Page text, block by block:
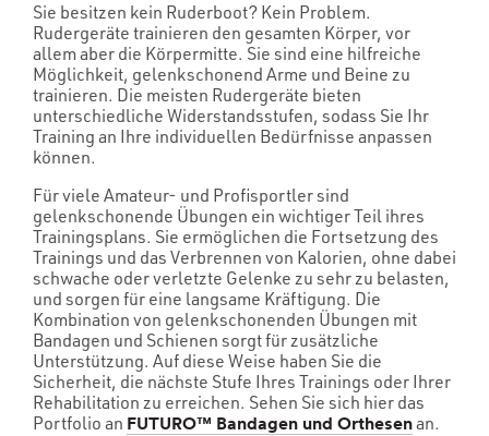
Sie besitzen kein Ruderboot? Kein Problem.
Rudergeräte trainieren den gesamten Körper, vor
allem aber die Körpermitte. Sie sind eine hilfreiche
Möglichkeit, gelenkschonend Arme und Beine zu
trainieren. Die meisten Rudergeräte bieten
unterschiedliche Widerstandsstufen, sodass Sie Ihr
Training an Ihre individuellen Bedürfnisse anpassen
können.
Für viele Amateur- und Profisportler sind
gelenkschonende Übungen ein wichtiger Teil ihres
Trainingsplans. Sie ermöglichen die Fortsetzung des
Trainings und das Verbrennen von Kalorien, ohne dabei
schwache oder verletzte Gelenke zu sehr zu belasten,
und sorgen für eine langsame Kräftigung. Die
Kombination von gelenkschonenden Übungen mit
Bandagen und Schienen sorgt für zusätzliche
Unterstützung. Auf diese Weise haben Sie die
Sicherheit, die nächste Stufe Ihres Trainings oder Ihrer
Rehabilitation zu erreichen. Sehen Sie sich hier das
Portfolio an FUTURO™ Bandagen und Orthesenan.